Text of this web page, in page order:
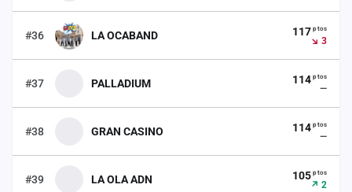
#36 LA OCABAND ↘ 3
117 ptos
#37 PALLADIUM —
114 ptos
#38 GRAN CASINO —
114 ptos
#39 LA OLA ADN ↗ 2
105 ptos